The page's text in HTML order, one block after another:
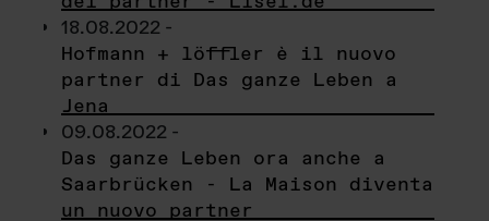
18.08.2022 -
Hofmann + löffler è il nuovo
partner di Das ganze Leben a
Jena
09.08.2022 -
Das ganze Leben ora anche a
Saarbrücken - La Maison diventa
un nuovo partner